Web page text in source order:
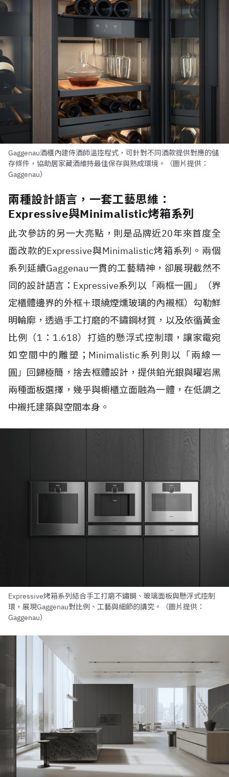
Gaggenau酒櫃內建侍酒師溫控程式，可針對不同酒款提供對應的儲
存條件，協助居家藏酒維持最佳保存與熟成環境。（圖片提供：
Gaggenau）
兩種設計語言，一套工藝思維：
Expressive與Minimalistic烤箱系列
此次參訪的另一大亮點，則是品牌近20年來首度全
面改款的Expressive與Minimalistic烤箱系列。兩個
系列延續Gaggenau一貫的工藝精神，卻展現截然不
同的設計語言：Expressive系列以「兩框一圓」（界
定櫃體邊界的外框＋環繞煙燻玻璃的內襯框）勾勒鮮
明輪廓，透過手工打磨的不鏽鋼材質，以及依循黃金
比例（1：1.618）打造的懸浮式控制環，讓家電宛
如空間中的雕塑；Minimalistic系列則以「兩線一
圓」回歸極簡，捨去框體設計，提供鉑光銀與曜岩黑
兩種面板選擇，幾乎與櫥櫃立面融為一體，在低調之
中襯托建築與空間本身。
Expressive烤箱系列結合手工打磨不鏽鋼、玻璃面板與懸浮式控制
環，展現Gaggenau對比例、工藝與細節的講究。（圖片提供：
Gaggenau）